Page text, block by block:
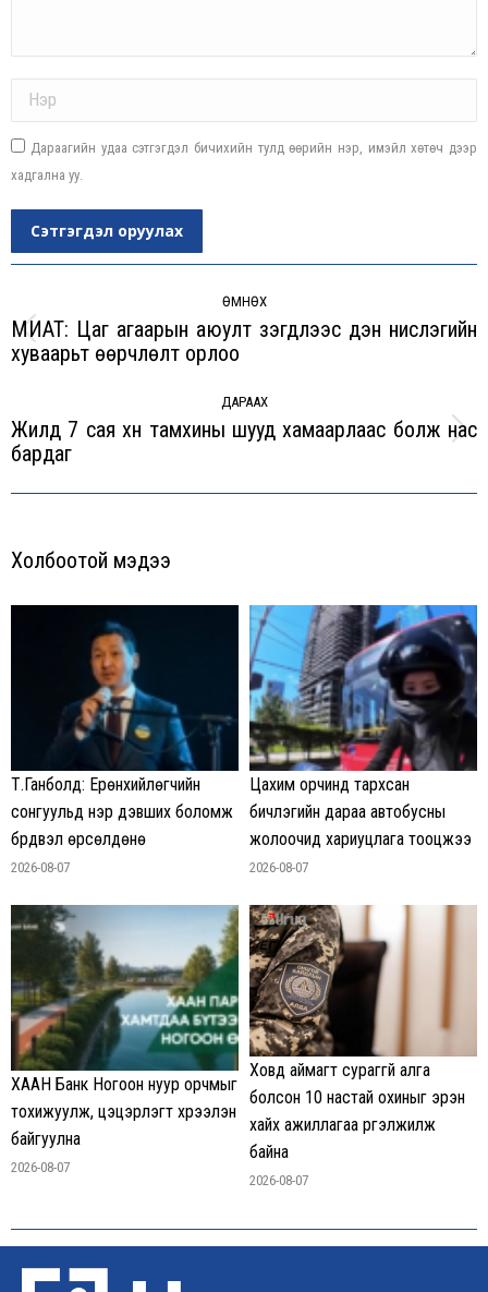
Дараагийн удаа сэтгэгдэл бичихийн тулд өөрийн нэр, имэйл хөтөч дээр
хадгална уу.
Сэтгэгдэл оруулах
navigation
ӨМНӨХ
Previous
МИАТ: Цаг агаарын аюулт үзэгдлээс үүдэн нислэгийн
хуваарьт өөрчлөлт орлоо
ДАРААХ
Next
Жилд 7 сая хүн тамхины шууд хамаарлаас болж нас
бардаг
Холбоотой мэдээ
Т.Ганболд: Ерөнхийлөгчийн
сонгуульд нэр дэвших боломж
бүрдвэл өрсөлдөнө
2026-08-07
Цахим орчинд тархсан
бичлэгийн дараа автобусны
жолоочид хариуцлага тооцжээ
2026-08-07
ХААН Банк Ногоон нуур орчмыг
тохижуулж, цэцэрлэгт хүрээлэн
байгуулна
2026-08-07
Ховд аймагт сураггүй алга
болсон 10 настай охиныг эрэн
хайх ажиллагаа үргэлжилж
байна
2026-08-07